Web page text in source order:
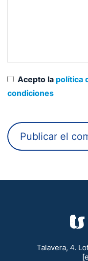
Acepto la política
condiciones
Talavera, 4.